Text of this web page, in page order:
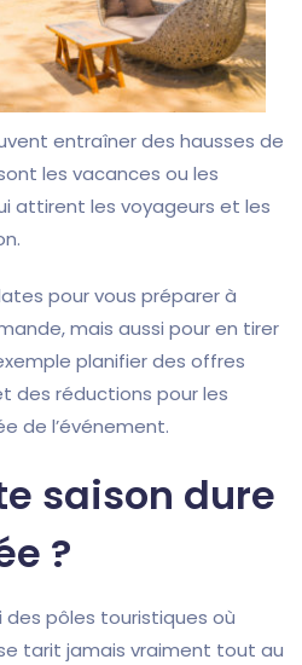
entraîner des hausses de
les vacances ou les
attirent les voyageurs et les
pour vous préparer à
mais aussi pour en tirer
planifier des offres
des réductions pour les
de l’événement.
saison dure
?
pôles touristiques où
tarit jamais vraiment tout au